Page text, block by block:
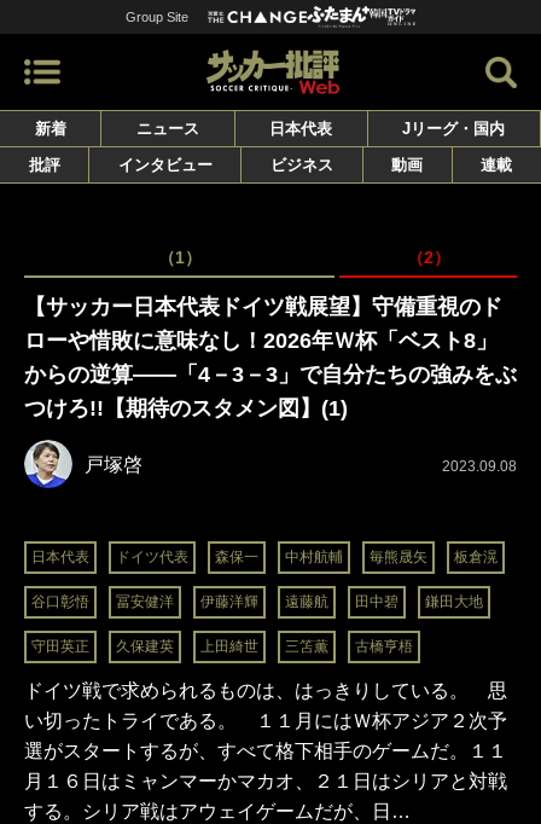
Group Site
新着 ニュース 日本代表
Jリーグ・国内
批評
インタビュー ビジネス 動画 連載
（1） （2）
【サッカー日本代表ドイツ戦展望】守備重視のド
ローや惜敗に意味なし！2026年Ｗ杯「ベスト8」
からの逆算――「4－3－3」で自分たちの強みをぶ
つけろ!!【期待のスタメン図】(1)
戸塚啓 2023.09.08
日本代表 ドイツ代表 森保一 中村航輔 毎熊晟矢 板倉滉
谷口彰悟 冨安健洋 伊藤洋輝 遠藤航 田中碧 鎌田大地
守田英正 久保建英 上田綺世 三笘薫 古橋亨梧
ドイツ戦で求められるものは、はっきりしている。 思
い切ったトライである。 １１月にはＷ杯アジア２次予
選がスタートするが、すべて格下相手のゲームだ。１１
月１６日はミャンマーかマカオ、２１日はシリアと対戦
する。シリア戦はアウェイゲームだが、日…